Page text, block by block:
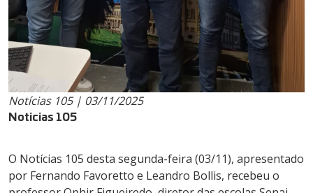
Notícias 105 | 03/11/2025
Noticias 105
O Notícias 105 desta segunda-feira (03/11), apresentado
por Fernando Favoretto e Leandro Bollis, recebeu o